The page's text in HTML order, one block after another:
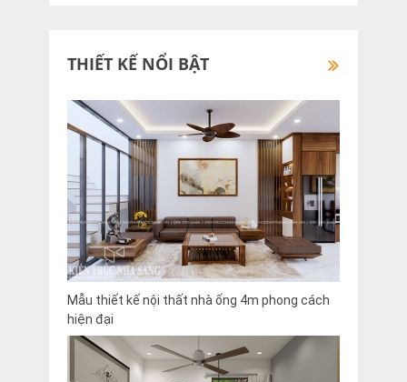
THIẾT KẾ NỔI BẬT
Mẫu thiết kế nội thất nhà ống 4m phong cách
hiện đại